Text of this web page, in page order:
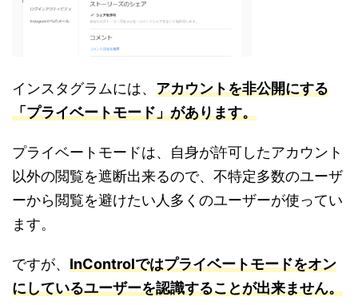
インスタグラムには、 アカウントを非公開にする
「プライベートモード」があります。
プライベートモードは、自身が許可したアカウント
以外の閲覧を遮断出来るので、不特定多数のユーザ
ーから閲覧を避けたい人多くのユーザーが使ってい
ます。
ですが、 InControlではプライベートモードをオン
にしているユーザーを認識することが出来ません。